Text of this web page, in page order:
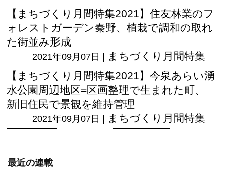
【まちづくり月間特集2021】住友林業のフ
ォレストガーデン秦野、植栽で調和の取れ
た街並み形成
2021年09月07日 | まちづくり月間特集
【まちづくり月間特集2021】今泉あらい湧
水公園周辺地区=区画整理で生まれた町、
新旧住民で景観を維持管理
2021年09月07日 | まちづくり月間特集
最近の連載